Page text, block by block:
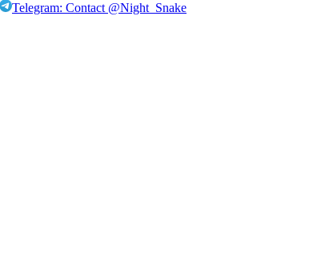
Telegram: Contact @Night_Snake